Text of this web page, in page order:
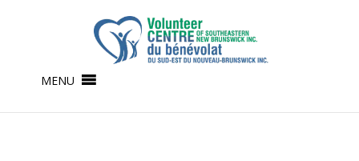
MENU